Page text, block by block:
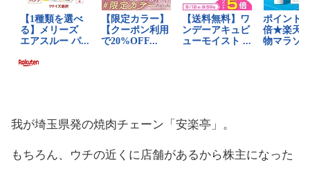
我が埼玉県発の焼肉チェーン「安楽亭」。
もちろん、ウチの近くに店舗があるから株主になった